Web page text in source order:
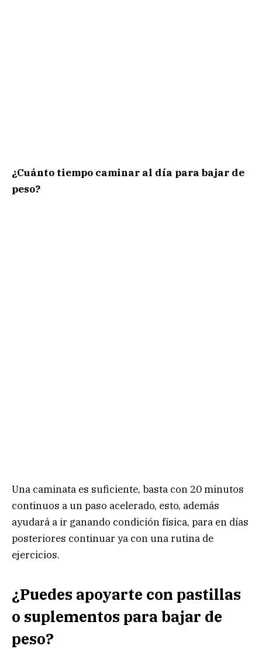
¿Cuánto tiempo caminar al día para bajar de
peso?
Una caminata es suficiente, basta con 20 minutos
continuos a un paso acelerado, esto, además
ayudará a ir ganando condición física, para en días
posteriores continuar ya con una rutina de
ejercicios.
¿Puedes apoyarte con pastillas
o suplementos para bajar de
peso?